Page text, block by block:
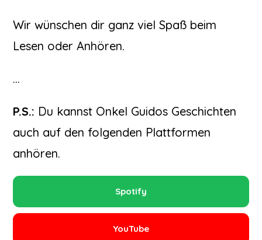
Wir wünschen dir ganz viel Spaß beim
Lesen oder Anhören.
…
P.S.: Du kannst Onkel Guidos Geschichten
auch auf den folgenden Plattformen
anhören.
Spotify
YouTube